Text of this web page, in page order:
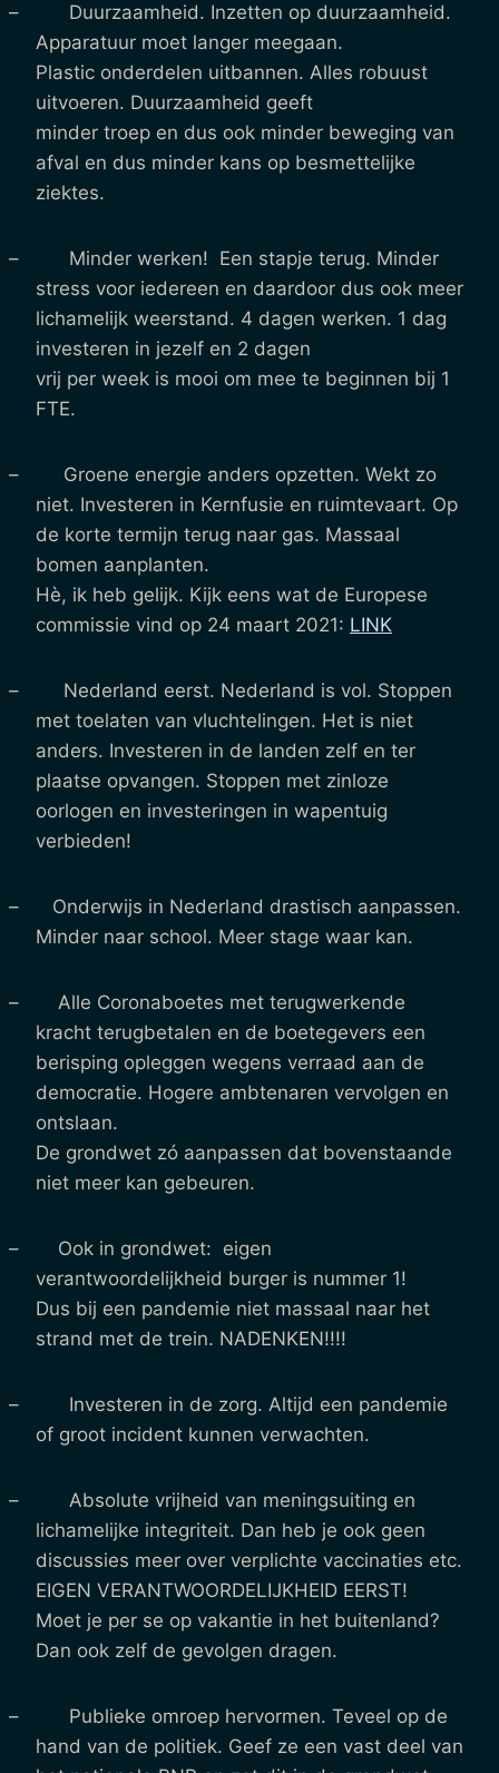
– Duurzaamheid. Inzetten op duurzaamheid.
Apparatuur moet langer meegaan.
Plastic onderdelen uitbannen. Alles robuust
uitvoeren. Duurzaamheid geeft
minder troep en dus ook minder beweging van
afval en dus minder kans op besmettelijke
ziektes.
– Minder werken! Een stapje terug. Minder
stress voor iedereen en daardoor dus ook meer
lichamelijk weerstand. 4 dagen werken. 1 dag
investeren in jezelf en 2 dagen
vrij per week is mooi om mee te beginnen bij 1
FTE.
– Groene energie anders opzetten. Wekt zo
niet. Investeren in Kernfusie en ruimtevaart. Op
de korte termijn terug naar gas. Massaal
bomen aanplanten.
Hè, ik heb gelijk. Kijk eens wat de Europese
commissie vind op 24 maart 2021: LINK
– Nederland eerst. Nederland is vol. Stoppen
met toelaten van vluchtelingen. Het is niet
anders. Investeren in de landen zelf en ter
plaatse opvangen. Stoppen met zinloze
oorlogen en investeringen in wapentuig
verbieden!
– Onderwijs in Nederland drastisch aanpassen.
Minder naar school. Meer stage waar kan.
– Alle Coronaboetes met terugwerkende
kracht terugbetalen en de boetegevers een
berisping opleggen wegens verraad aan de
democratie. Hogere ambtenaren vervolgen en
ontslaan.
De grondwet zó aanpassen dat bovenstaande
niet meer kan gebeuren.
– Ook in grondwet: eigen
verantwoordelijkheid burger is nummer 1!
Dus bij een pandemie niet massaal naar het
strand met de trein. NADENKEN!!!!
– Investeren in de zorg. Altijd een pandemie
of groot incident kunnen verwachten.
– Absolute vrijheid van meningsuiting en
lichamelijke integriteit. Dan heb je ook geen
discussies meer over verplichte vaccinaties etc.
EIGEN VERANTWOORDELIJKHEID EERST!
Moet je per se op vakantie in het buitenland?
Dan ook zelf de gevolgen dragen.
– Publieke omroep hervormen. Teveel op de
hand van de politiek. Geef ze een vast deel van